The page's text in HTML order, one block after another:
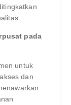
pada
untuk
dan